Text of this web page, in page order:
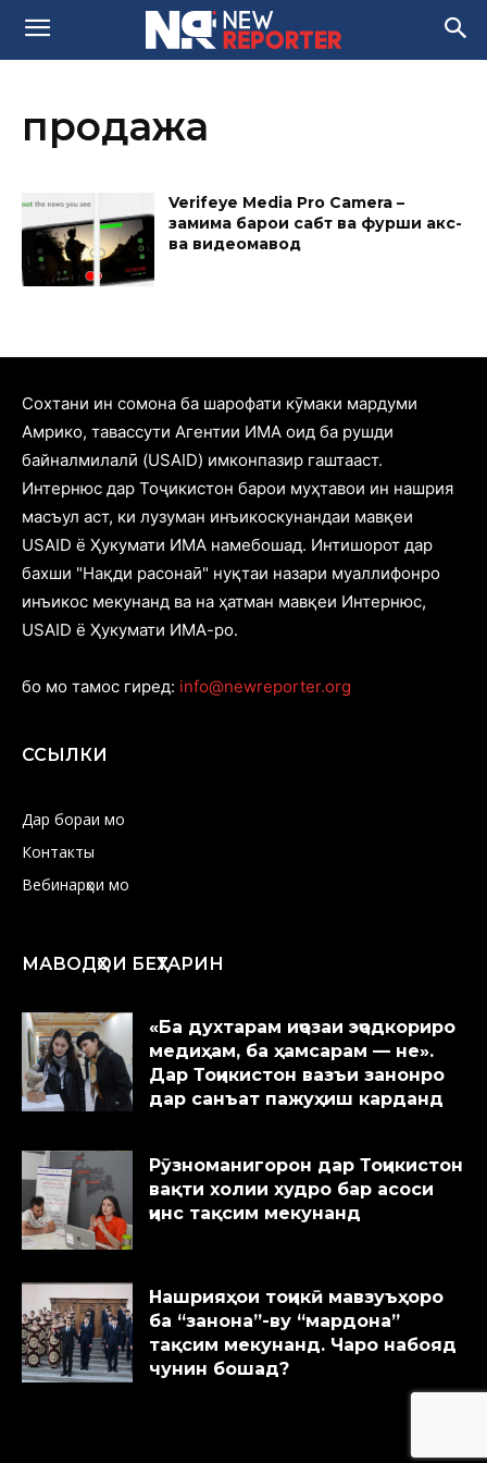
продажа
Verifeye Media Pro Camera –
замима барои сабт ва фурӯши акс-
ва видеомавод
Cохтани ин сомона ба шарофати кӯмаки мардуми
Амрико, тавассути Агентии ИМА оид ба рушди
байналмилалӣ (USAID) имконпазир гаштааст.
Интернюс дар Тоҷикистон барои муҳтавои ин нашрия
масъул аст, ки лузуман инъикоскунандаи мавқеи
USAID ё Ҳукумати ИМА намебошад. Интишорот дар
бахши "Нақди расонаӣ" нуқтаи назари муаллифонро
инъикос мекунанд ва на ҳатман мавқеи Интернюс,
USAID ё Ҳукумати ИМА-ро.
бо мо тамос гиред: info@newreporter.org
ССЫЛКИ
Дар бораи мо
Контакты
Вебинарҳои мо
МАВОДҲОИ БЕҲТАРИН
«Ба духтарам иҷозаи эҷодкориро
медиҳам, ба ҳамсарам — не».
Дар Тоҷикистон вазъи занонро
дар санъат пажуҳиш карданд
Рӯзноманигорон дар Тоҷикистон
вақти холии худро бар асоси
ҷинс тақсим мекунанд
Нашрияҳои тоҷикӣ мавзуъҳоро
ба “занона”-ву “мардона”
тақсим мекунанд. Чаро набояд
чунин бошад?